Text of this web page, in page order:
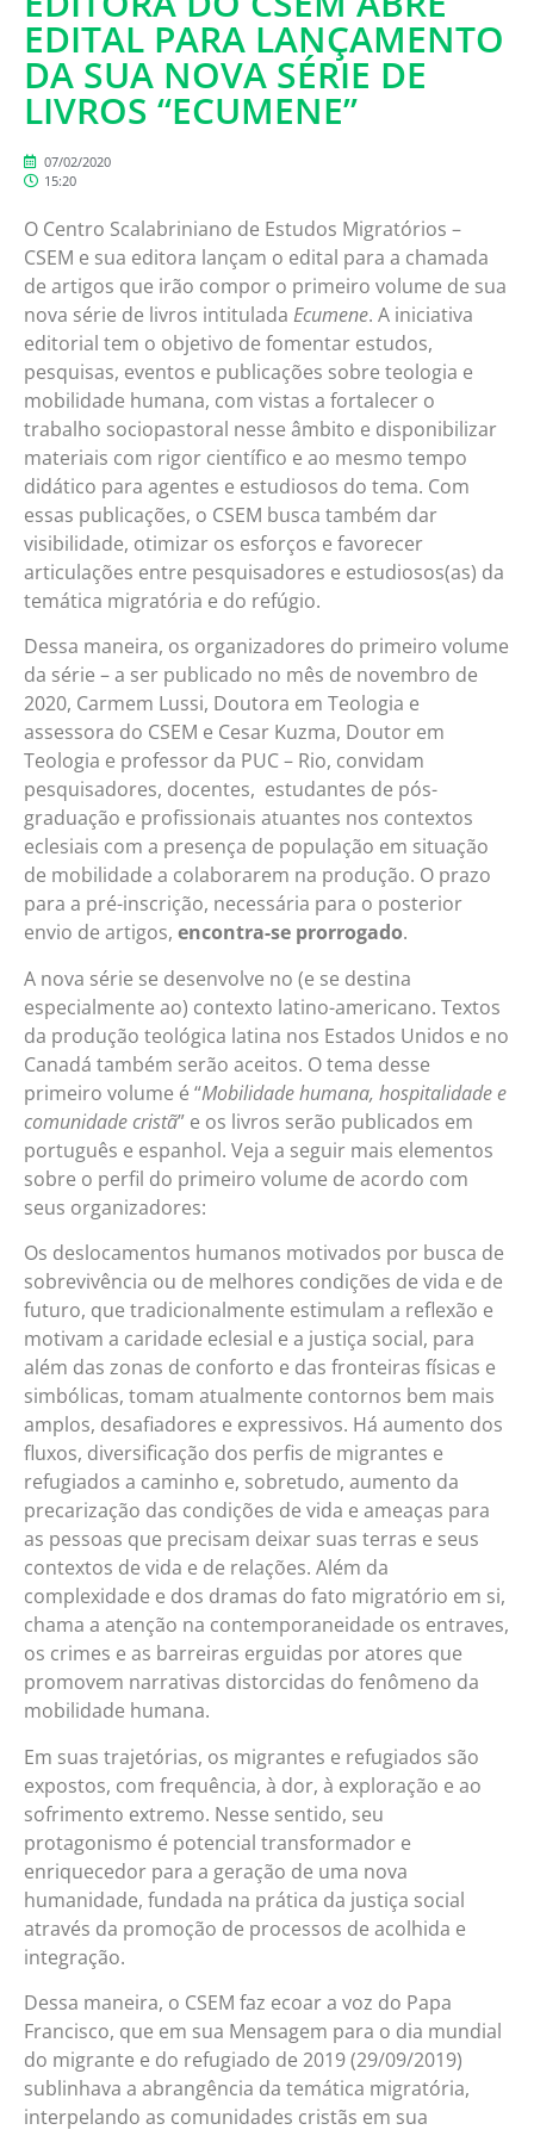
EDITAL PARA LANÇAMENTO
DA SUA NOVA SÉRIE DE
LIVROS “ECUMENE”
07/02/2020
15:20
O Centro Scalabriniano de Estudos Migratórios –
CSEM e sua editora lançam o edital para a chamada
de artigos que irão compor o primeiro volume de sua
nova série de livros intitulada Ecumene. A iniciativa
editorial tem o objetivo de fomentar estudos,
pesquisas, eventos e publicações sobre teologia e
mobilidade humana, com vistas a fortalecer o
trabalho sociopastoral nesse âmbito e disponibilizar
materiais com rigor científico e ao mesmo tempo
didático para agentes e estudiosos do tema. Com
essas publicações, o CSEM busca também dar
visibilidade, otimizar os esforços e favorecer
articulações entre pesquisadores e estudiosos(as) da
temática migratória e do refúgio.
Dessa maneira, os organizadores do primeiro volume
da série – a ser publicado no mês de novembro de
2020, Carmem Lussi, Doutora em Teologia e
assessora do CSEM e Cesar Kuzma, Doutor em
Teologia e professor da PUC – Rio, convidam
pesquisadores, docentes, estudantes de pós-
graduação e profissionais atuantes nos contextos
eclesiais com a presença de população em situação
de mobilidade a colaborarem na produção. O prazo
para a pré-inscrição, necessária para o posterior
envio de artigos, encontra-se prorrogado.
A nova série se desenvolve no (e se destina
especialmente ao) contexto latino-americano. Textos
da produção teológica latina nos Estados Unidos e no
Canadá também serão aceitos. O tema desse
primeiro volume é “Mobilidade humana, hospitalidade e
comunidade cristã” e os livros serão publicados em
português e espanhol. Veja a seguir mais elementos
sobre o perfil do primeiro volume de acordo com
seus organizadores:
Os deslocamentos humanos motivados por busca de
sobrevivência ou de melhores condições de vida e de
futuro, que tradicionalmente estimulam a reflexão e
motivam a caridade eclesial e a justiça social, para
além das zonas de conforto e das fronteiras físicas e
simbólicas, tomam atualmente contornos bem mais
amplos, desafiadores e expressivos. Há aumento dos
fluxos, diversificação dos perfis de migrantes e
refugiados a caminho e, sobretudo, aumento da
precarização das condições de vida e ameaças para
as pessoas que precisam deixar suas terras e seus
contextos de vida e de relações. Além da
complexidade e dos dramas do fato migratório em si,
chama a atenção na contemporaneidade os entraves,
os crimes e as barreiras erguidas por atores que
promovem narrativas distorcidas do fenômeno da
mobilidade humana.
Em suas trajetórias, os migrantes e refugiados são
expostos, com frequência, à dor, à exploração e ao
sofrimento extremo. Nesse sentido, seu
protagonismo é potencial transformador e
enriquecedor para a geração de uma nova
humanidade, fundada na prática da justiça social
através da promoção de processos de acolhida e
integração.
Dessa maneira, o CSEM faz ecoar a voz do Papa
Francisco, que em sua Mensagem para o dia mundial
do migrante e do refugiado de 2019 (29/09/2019)
sublinhava a abrangência da temática migratória,
interpelando as comunidades cristãs em sua